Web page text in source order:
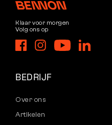
Klaar voor morgen
Volg ons op
BEDRIJF
Over ons
Artikelen